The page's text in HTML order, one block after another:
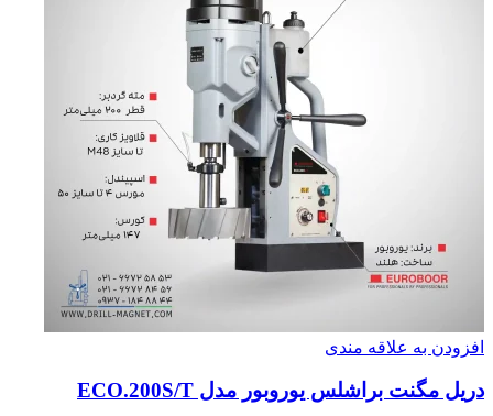
افزودن به علاقه مندی
دریل مگنت براشلس یوروبور مدل ECO.200S/T